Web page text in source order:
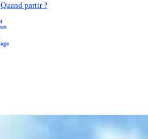
Quand partir ?